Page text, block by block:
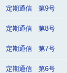
定期通信 第9号
定期通信 第8号
定期通信 第7号
定期通信 第6号